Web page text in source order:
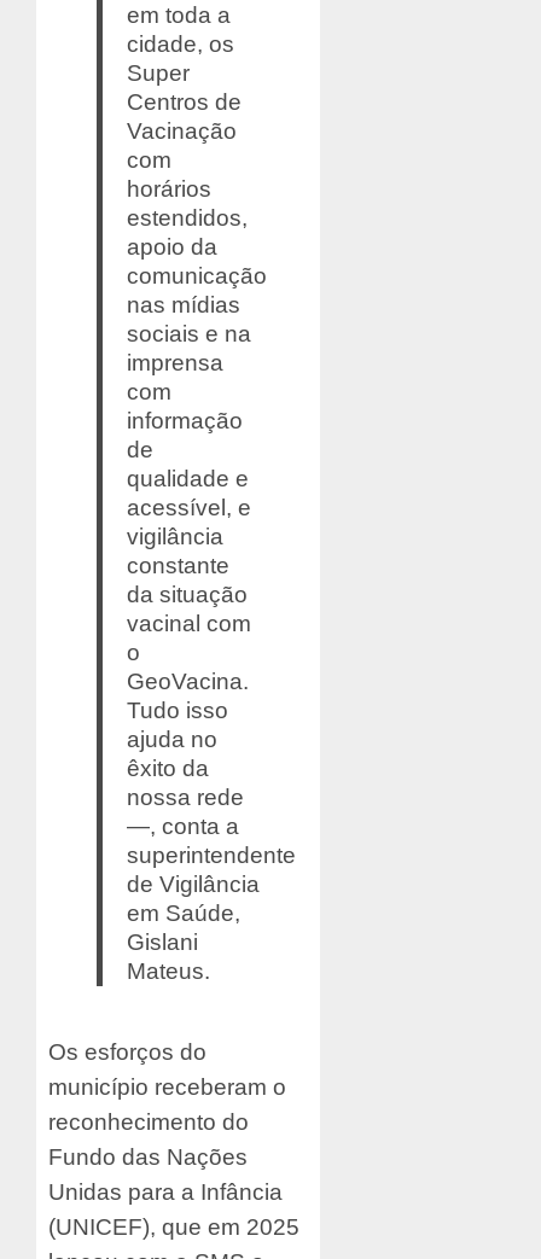
em toda a
cidade, os
Super
Centros de
Vacinação
com
horários
estendidos,
apoio da
comunicação
nas mídias
sociais e na
imprensa
com
informação
de
qualidade e
acessível, e
vigilância
constante
da situação
vacinal com
o
GeoVacina.
Tudo isso
ajuda no
êxito da
nossa rede
—, conta a
superintendente
de Vigilância
em Saúde,
Gislani
Mateus.
Os esforços do
município receberam o
reconhecimento do
Fundo das Nações
Unidas para a Infância
(UNICEF), que em 2025